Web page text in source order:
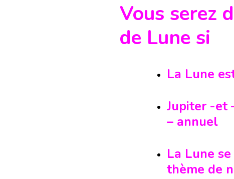
Vous serez
de Lune si
La Lune
Jupiter -et
– annuel
La Lune
thème de